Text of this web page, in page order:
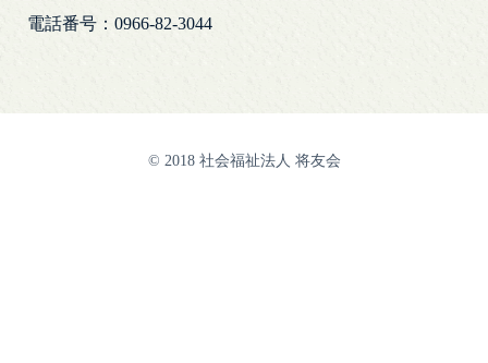
電話番号：0966-82-3044
© 2018 社会福祉法人 将友会